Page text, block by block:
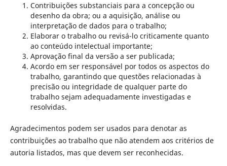
Contribuições substanciais para a concepção ou
desenho da obra; ou a aquisição, análise ou
interpretação de dados para o trabalho;
Elaborar o trabalho ou revisá-lo criticamente quanto
ao conteúdo intelectual importante;
Aprovação final da versão a ser publicada;
Acordo em ser responsável por todos os aspectos do
trabalho, garantindo que questões relacionadas à
precisão ou integridade de qualquer parte do
trabalho sejam adequadamente investigadas e
resolvidas.
Agradecimentos podem ser usados ​​para denotar as
contribuições ao trabalho que não atendem aos critérios de
autoria listados, mas que devem ser reconhecidas.